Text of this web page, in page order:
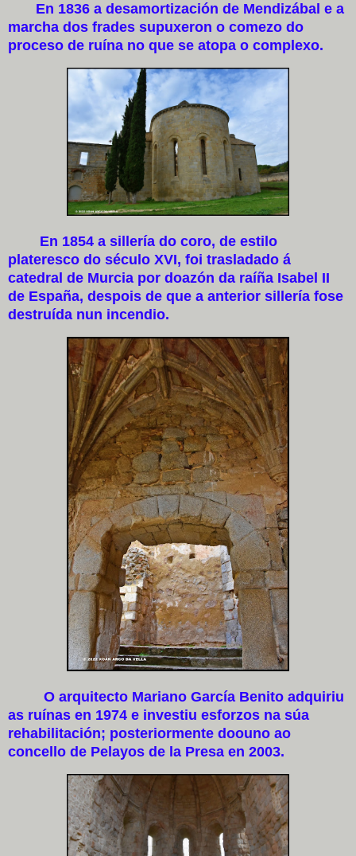
​ En 1836 a desamortización de Mendizábal e a
marcha dos frades supuxeron o comezo do
proceso de ruína no que se atopa o complexo.
En 1854 a sillería do coro, de estilo
plateresco do século XVI, foi trasladado á
catedral de Murcia por doazón da raíña Isabel II
de España, despois de que a anterior sillería fose
destruída nun incendio.
O arquitecto Mariano García Benito adquiriu
as ruínas en 1974 e investiu esforzos na súa
rehabilitación; posteriormente doouno ao
concello de Pelayos de la Presa en 2003.